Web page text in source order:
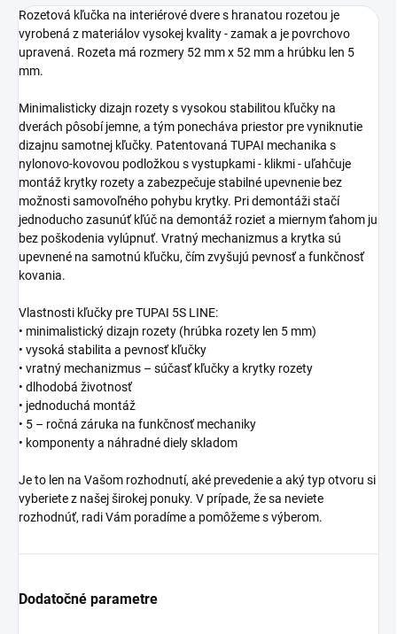
Rozetová kľučka na interiérové dvere s hranatou rozetou je
vyrobená z materiálov vysokej kvality - zamak a je povrchovo
upravená. Rozeta má rozmery 52 mm x 52 mm a hrúbku len 5
mm.
Minimalisticky dizajn rozety s vysokou stabilitou kľučky na
dverách pôsobí jemne, a tým ponecháva priestor pre vyniknutie
dizajnu samotnej kľučky. Patentovaná TUPAI mechanika s
nylonovo-kovovou podložkou s vystupkami - klikmi - uľahčuje
montáž krytky rozety a zabezpečuje stabilné upevnenie bez
možnosti samovoľného pohybu krytky. Pri demontáži stačí
jednoducho zasunúť kľúč na demontáž roziet a miernym ťahom ju
bez poškodenia vylúpnuť. Vratný mechanizmus a krytka sú
upevnené na samotnú kľučku, čím zvyšujú pevnosť a funkčnosť
kovania.
Vlastnosti kľučky pre TUPAI 5S LINE:
• minimalistický dizajn rozety (hrúbka rozety len 5 mm)
• vysoká stabilita a pevnosť kľučky
• vratný mechanizmus – súčasť kľučky a krytky rozety
• dlhodobá životnosť
• jednoduchá montáž
• 5 – ročná záruka na funkčnosť mechaniky
• komponenty a náhradné diely skladom
Je to len na Vašom rozhodnutí, aké prevedenie a aký typ otvoru si
vyberiete z našej širokej ponuky. V prípade, že sa neviete
rozhodnúť, radi Vám poradíme a pomôžeme s výberom.
Dodatočné parametre